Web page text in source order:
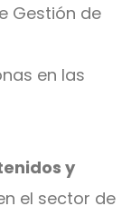
Gestión de
en las
y
el sector de